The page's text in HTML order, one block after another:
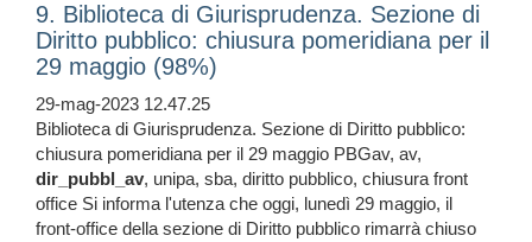
9. Biblioteca di Giurisprudenza. Sezione di
Diritto pubblico: chiusura pomeridiana per il
29 maggio (98%)
29-mag-2023 12.47.25
Biblioteca di Giurisprudenza. Sezione di Diritto pubblico:
chiusura pomeridiana per il 29 maggio PBGav, av,
dir_pubbl_av, unipa, sba, diritto pubblico, chiusura front
office Si informa l'utenza che oggi, lunedì 29 maggio, il
front-office della sezione di Diritto pubblico rimarrà chiuso